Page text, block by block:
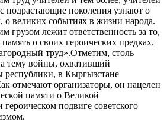
подрастающие поколения узнают о
великих событиях в жизни народа.
грузом лежит ответственность за то,
о своих героических предках.
труд».Отметим, столь
тему войны, охвативший
республики, в Кыргызстане
отмечают организаторы, он нацелен
памяти о Великой
подвиге советского